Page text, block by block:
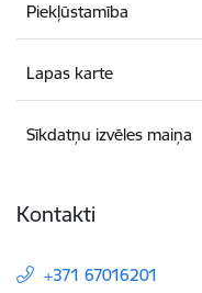
Piekļūstamība
Lapas karte
Sīkdatņu izvēles maiņa
Kontakti
+371 67016201